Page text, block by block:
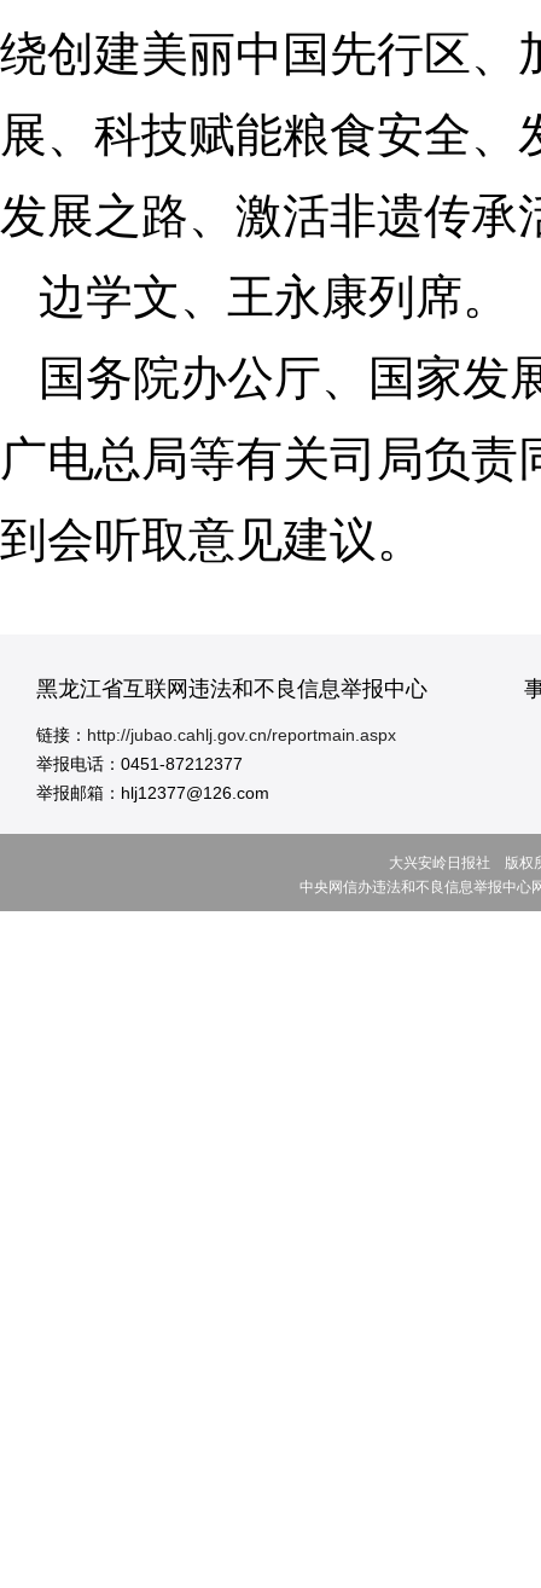
绕创建美丽中国先行区、
展、科技赋能粮食安全
发展之路、激活非遗传承
边学文、王永康列席。
国务院办公厅、国家发
广电总局等有关司局负
到会听取意见建议。
黑龙江省互联网违法和不良信息举报中心
链接： http://jubao.cahlj.gov.cn/reportmain.aspx
举报电话：0451-87212377
举报邮箱：hlj12377@126.com
大兴安岭日报社 版
中央网信办违法和不良信息举报中心